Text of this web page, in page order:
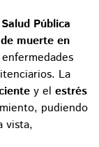
Pública
muerte en
La
y el estrés
pudiendo
vista,